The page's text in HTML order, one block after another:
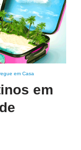
em Casa
em